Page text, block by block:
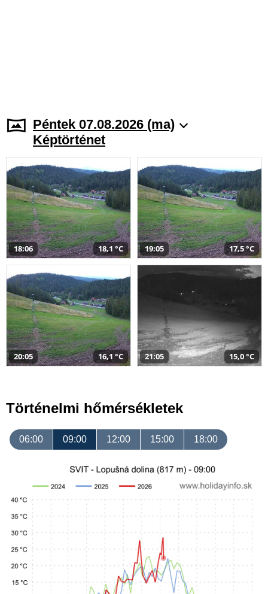
Péntek 07.08.2026 (ma)
Képtörténet
18:06 18,1 °C 19:05 17,5 °C
20:05 16,1 °C 21:05 15,0 °C
Történelmi hőmérsékletek
06:00 09:00 12:00 15:00 18:00